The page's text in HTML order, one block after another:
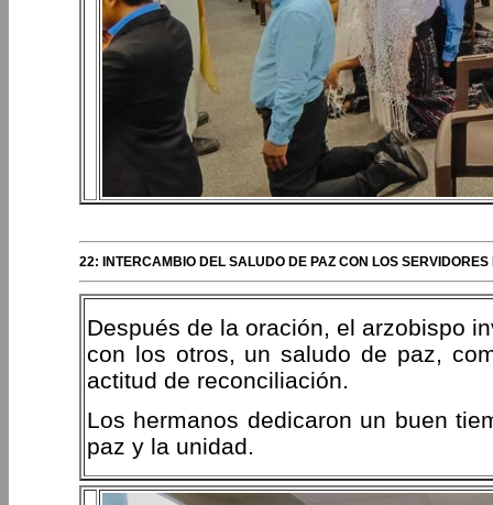
22: INTERCAMBIO DEL SALUDO DE PAZ CON LOS
Después de la oración, el arzobispo
con los otros, un saludo de paz,
actitud de reconciliación.
Los hermanos dedicaron un buen
paz y la unidad.